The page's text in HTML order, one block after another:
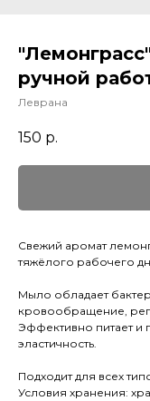
ручной
Леврана
150 р.
Свежий аромат
тяжёлого рабочего
Мыло обладает
кровообращение,
Эффективно питает и
эластичность.
Подходит для всех
Условия хранения: